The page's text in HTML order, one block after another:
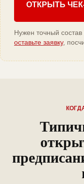
ОТКРЫТЬ
Нужен точный
оставьте заявку,